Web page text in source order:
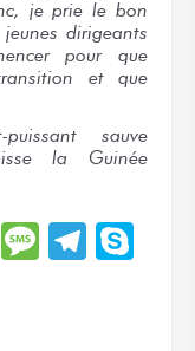
je prie le bon
dirigeants
pour que
et que
sauve
la Guinée
WhatsApp
Message